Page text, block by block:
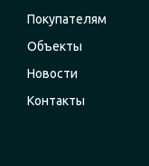
Покупателям
Объекты
Новости
Контакты